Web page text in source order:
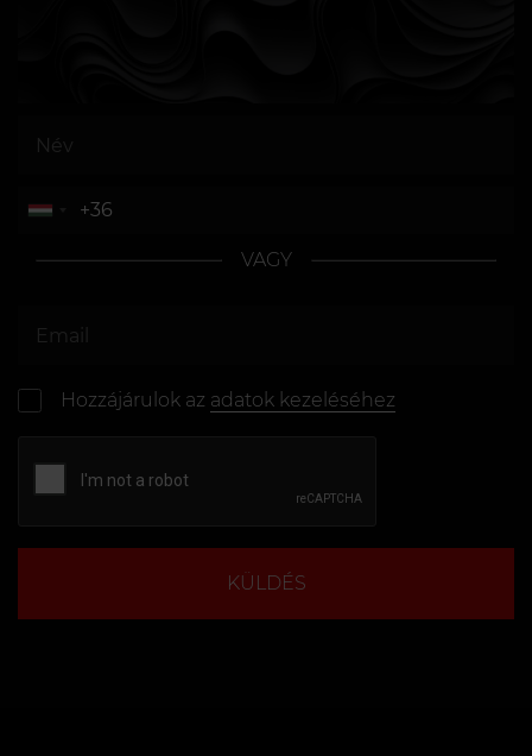
VAGY
Hozzájárulok az adatok kezeléséhez
KÜLDÉS